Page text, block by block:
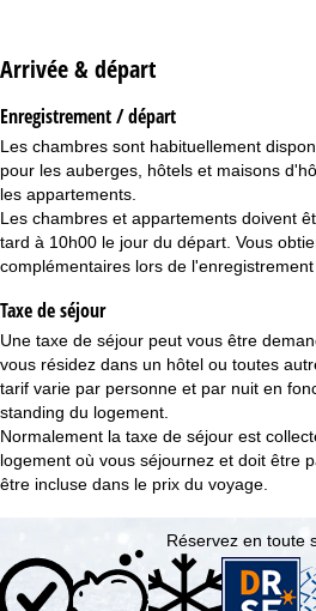
Arrivée & départ
Enregistrement / départ
Les chambres sont habituellement
pour les auberges, hôtels et maisons
les appartements.
Les chambres et appartements doivent
tard à 10h00 le jour du départ. Vous
complémentaires lors de l'enregistrement
Taxe de séjour
Une taxe de séjour peut vous être
vous résidez dans un hôtel ou toutes
tarif varie par personne et par nuit en
standing du logement.
Normalement la taxe de séjour est
logement où vous séjournez et doit être
être incluse dans le prix du voyage.
Réservez en toute